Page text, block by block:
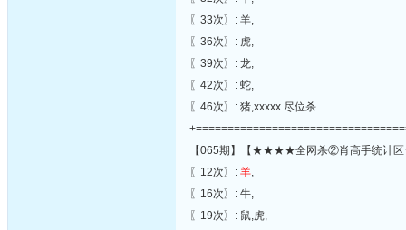
〖33次〗: 羊,
〖36次〗: 虎,
〖39次〗: 龙,
〖42次〗: 蛇,
〖46次〗: 猪,xxxxx 尽位杀
【065期】【★★★★全网杀②肖高手统计
〖12次〗: 羊,
〖16次〗: 牛,
〖19次〗: 鼠,虎,